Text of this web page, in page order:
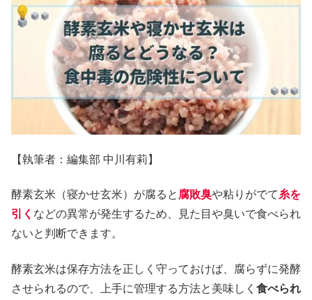
【執筆者：編集部 中川有莉】
酵素玄米（寝かせ玄米）が腐ると 腐敗臭や粘りがでて 糸を
引く などの異常が発生するため、見た目や臭いで食べられ
ないと判断できます。
酵素玄米は保存方法を正しく守っておけば、腐らずに発酵
させられるので、上手に管理する方法と美味しく 食べられ